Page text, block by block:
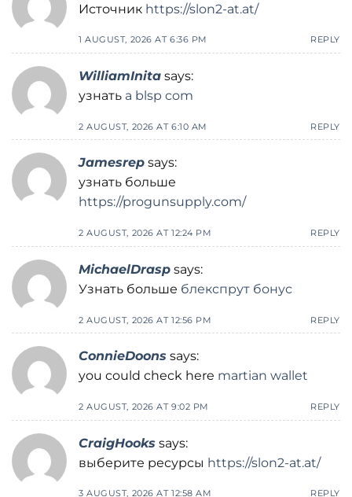
Источник https://slon2-at.at/
1 AUGUST, 2026 AT 6:36 PM REPLY
WilliamInita says:
узнать a blsp com
2 AUGUST, 2026 AT 6:10 AM REPLY
Jamesrep says:
узнать больше
https://progunsupply.com/
2 AUGUST, 2026 AT 12:24 PM REPLY
MichaelDrasp says:
Узнать больше блекспрут бонус
2 AUGUST, 2026 AT 12:56 PM REPLY
ConnieDoons says:
you could check here martian wallet
2 AUGUST, 2026 AT 9:02 PM REPLY
CraigHooks says:
выберите ресурсы https://slon2-at.at/
3 AUGUST, 2026 AT 12:58 AM REPLY